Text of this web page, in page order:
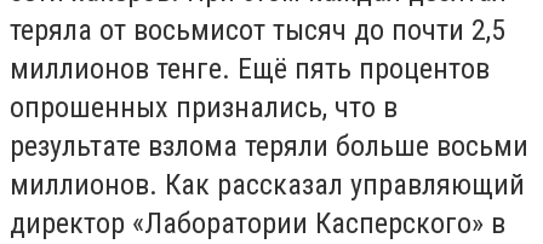
теряла от восьмисот тысяч до почти 2,5
миллионов тенге. Ещё пять процентов
опрошенных признались, что в
результате взлома теряли больше восьми
миллионов. Как рассказал управляющий
директор «Лаборатории Касперского» в